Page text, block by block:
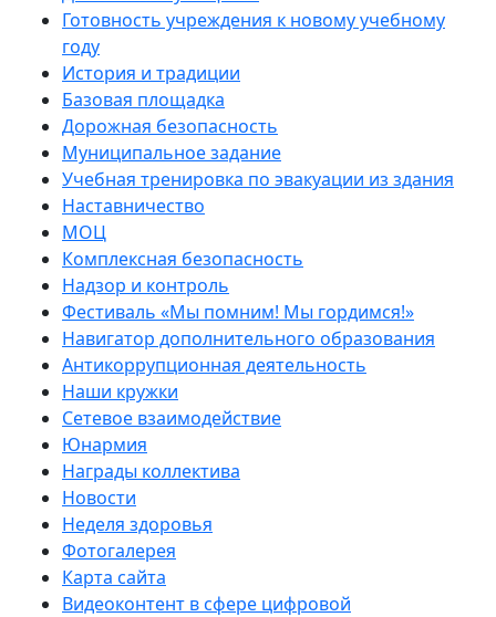
Готовность учреждения к новому учебному
году
История и традиции
Базовая площадка
Дорожная безопасность
Муниципальное задание
Учебная тренировка по эвакуации из здания
Наставничество
МОЦ
Комплексная безопасность
Надзор и контроль
Фестиваль «Мы помним! Мы гордимся!»
Навигатор дополнительного образования
Антикоррупционная деятельность
Наши кружки
Сетевое взаимодействие
Юнармия
Награды коллектива
Новости
Неделя здоровья
Фотогалерея
Карта сайта
Видеоконтент в сфере цифровой